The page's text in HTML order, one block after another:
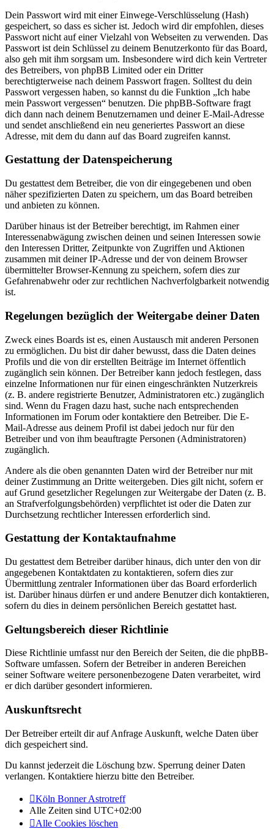
Dein Passwort wird mit einer Einwege-Verschlüsselung (Hash)
gespeichert, so dass es sicher ist. Jedoch wird dir empfohlen, dieses
Passwort nicht auf einer Vielzahl von Webseiten zu verwenden. Das
Passwort ist dein Schlüssel zu deinem Benutzerkonto für das Board,
also geh mit ihm sorgsam um. Insbesondere wird dich kein Vertreter
des Betreibers, von phpBB Limited oder ein Dritter
berechtigterweise nach deinem Passwort fragen. Solltest du dein
Passwort vergessen haben, so kannst du die Funktion „Ich habe
mein Passwort vergessen“ benutzen. Die phpBB-Software fragt
dich dann nach deinem Benutzernamen und deiner E-Mail-Adresse
und sendet anschließend ein neu generiertes Passwort an diese
Adresse, mit dem du dann auf das Board zugreifen kannst.
Gestattung der Datenspeicherung
Du gestattest dem Betreiber, die von dir eingegebenen und oben
näher spezifizierten Daten zu speichern, um das Board betreiben
und anbieten zu können.
Darüber hinaus ist der Betreiber berechtigt, im Rahmen einer
Interessenabwägung zwischen deinen und seinen Interessen sowie
den Interessen Dritter, Zeitpunkte von Zugriffen und Aktionen
zusammen mit deiner IP-Adresse und der von deinem Browser
übermittelter Browser-Kennung zu speichern, sofern dies zur
Gefahrenabwehr oder zur rechtlichen Nachverfolgbarkeit notwendig
ist.
Regelungen bezüglich der Weitergabe deiner Daten
Zweck eines Boards ist es, einen Austausch mit anderen Personen
zu ermöglichen. Du bist dir daher bewusst, dass die Daten deines
Profils und die von dir erstellten Beiträge im Internet öffentlich
zugänglich sein können. Der Betreiber kann jedoch festlegen, dass
einzelne Informationen nur für einen eingeschränkten Nutzerkreis
(z. B. andere registrierte Benutzer, Administratoren etc.) zugänglich
sind. Wenn du Fragen dazu hast, suche nach entsprechenden
Informationen im Forum oder kontaktiere den Betreiber. Die E-
Mail-Adresse aus deinem Profil ist dabei jedoch nur für den
Betreiber und von ihm beauftragte Personen (Administratoren)
zugänglich.
Andere als die oben genannten Daten wird der Betreiber nur mit
deiner Zustimmung an Dritte weitergeben. Dies gilt nicht, sofern er
auf Grund gesetzlicher Regelungen zur Weitergabe der Daten (z. B.
an Strafverfolgungsbehörden) verpflichtet ist oder die Daten zur
Durchsetzung rechtlicher Interessen erforderlich sind.
Gestattung der Kontaktaufnahme
Du gestattest dem Betreiber darüber hinaus, dich unter den von dir
angegebenen Kontaktdaten zu kontaktieren, sofern dies zur
Übermittlung zentraler Informationen über das Board erforderlich
ist. Darüber hinaus dürfen er und andere Benutzer dich kontaktieren,
sofern du dies in deinem persönlichen Bereich gestattet hast.
Geltungsbereich dieser Richtlinie
Diese Richtlinie umfasst nur den Bereich der Seiten, die die phpBB-
Software umfassen. Sofern der Betreiber in anderen Bereichen
seiner Software weitere personenbezogene Daten verarbeitet, wird
er dich darüber gesondert informieren.
Auskunftsrecht
Der Betreiber erteilt dir auf Anfrage Auskunft, welche Daten über
dich gespeichert sind.
Du kannst jederzeit die Löschung bzw. Sperrung deiner Daten
verlangen. Kontaktiere hierzu bitte den Betreiber.
Köln Bonner Astrotreff
Alle Zeiten sind UTC+02:00
Alle Cookies löschen